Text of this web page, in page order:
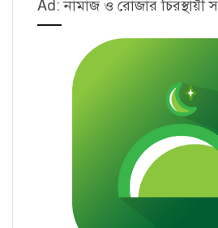
Ad: নামাজ ও রোজার চিরস্থায়ী